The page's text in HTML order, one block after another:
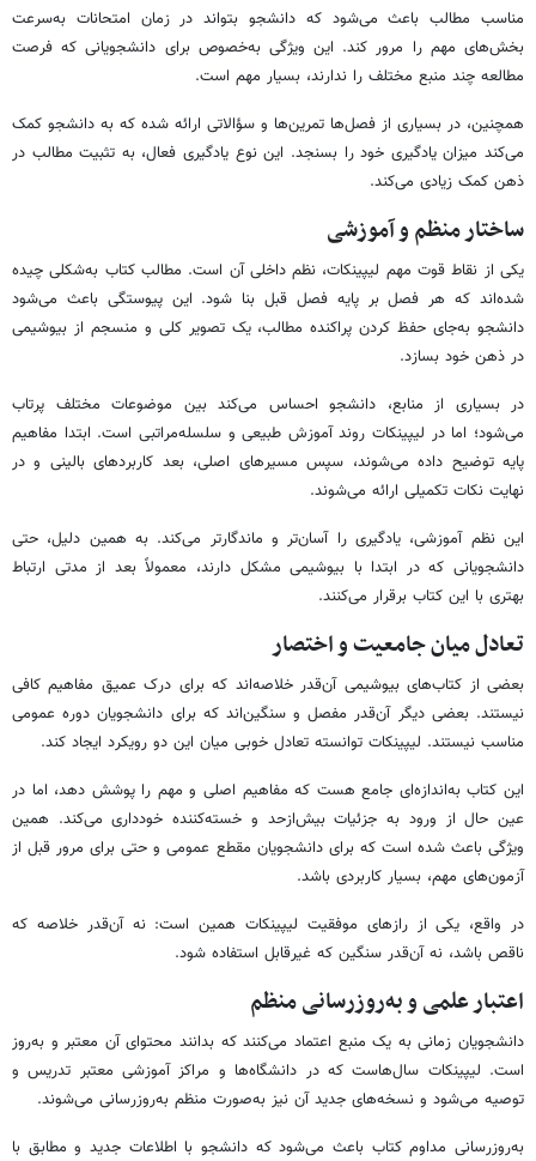
مناسب مطالب باعث می‌شود که دانشجو بتواند در زمان امتحانات به‌سرعت
بخش‌های مهم را مرور کند. این ویژگی به‌خصوص برای دانشجویانی که فرصت
مطالعه چند منبع مختلف را ندارند، بسیار مهم است.
همچنین، در بسیاری از فصل‌ها تمرین‌ها و سؤالاتی ارائه شده که به دانشجو کمک
می‌کند میزان یادگیری خود را بسنجد. این نوع یادگیری فعال، به تثبیت مطالب در
ذهن کمک زیادی می‌کند.
ساختار منظم و آموزشی
یکی از نقاط قوت مهم لیپینکات، نظم داخلی آن است. مطالب کتاب به‌شکلی چیده
شده‌اند که هر فصل بر پایه فصل قبل بنا شود. این پیوستگی باعث می‌شود
دانشجو به‌جای حفظ کردن پراکنده مطالب، یک تصویر کلی و منسجم از بیوشیمی
در ذهن خود بسازد.
در بسیاری از منابع، دانشجو احساس می‌کند بین موضوعات مختلف پرتاب
می‌شود؛ اما در لیپینکات روند آموزش طبیعی و سلسله‌مراتبی است. ابتدا مفاهیم
پایه توضیح داده می‌شوند، سپس مسیرهای اصلی، بعد کاربردهای بالینی و در
نهایت نکات تکمیلی ارائه می‌شوند.
این نظم آموزشی، یادگیری را آسان‌تر و ماندگارتر می‌کند. به همین دلیل، حتی
دانشجویانی که در ابتدا با بیوشیمی مشکل دارند، معمولاً بعد از مدتی ارتباط
بهتری با این کتاب برقرار می‌کنند.
تعادل میان جامعیت و اختصار
بعضی از کتاب‌های بیوشیمی آن‌قدر خلاصه‌اند که برای درک عمیق مفاهیم کافی
نیستند. بعضی دیگر آن‌قدر مفصل و سنگین‌اند که برای دانشجویان دوره عمومی
مناسب نیستند. لیپینکات توانسته تعادل خوبی میان این دو رویکرد ایجاد کند.
این کتاب به‌اندازه‌ای جامع هست که مفاهیم اصلی و مهم را پوشش دهد، اما در
عین حال از ورود به جزئیات بیش‌ازحد و خسته‌کننده خودداری می‌کند. همین
ویژگی باعث شده است که برای دانشجویان مقطع عمومی و حتی برای مرور قبل از
آزمون‌های مهم، بسیار کاربردی باشد.
در واقع، یکی از رازهای موفقیت لیپینکات همین است: نه آن‌قدر خلاصه که
ناقص باشد، نه آن‌قدر سنگین که غیرقابل استفاده شود.
اعتبار علمی و به‌روزرسانی منظم
دانشجویان زمانی به یک منبع اعتماد می‌کنند که بدانند محتوای آن معتبر و به‌روز
است. لیپینکات سال‌هاست که در دانشگاه‌ها و مراکز آموزشی معتبر تدریس و
توصیه می‌شود و نسخه‌های جدید آن نیز به‌صورت منظم به‌روزرسانی می‌شوند.
به‌روزرسانی مداوم کتاب باعث می‌شود که دانشجو با اطلاعات جدید و مطابق با